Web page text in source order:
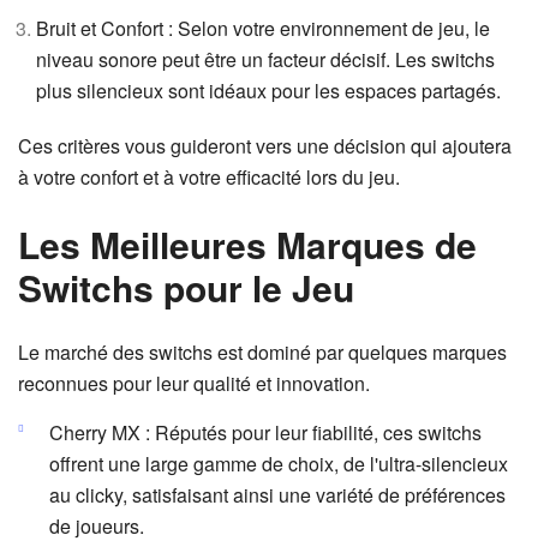
Bruit et Confort : Selon votre environnement de jeu, le
niveau sonore peut être un facteur décisif. Les switchs
plus silencieux sont idéaux pour les espaces partagés.
Ces critères vous guideront vers une décision qui ajoutera
à votre confort et à votre efficacité lors du jeu.
Les Meilleures Marques de
Switchs pour le Jeu
Le marché des switchs est dominé par quelques marques
reconnues pour leur qualité et innovation.
Cherry MX : Réputés pour leur fiabilité, ces switchs
offrent une large gamme de choix, de l'ultra-silencieux
au clicky, satisfaisant ainsi une variété de préférences
de joueurs.